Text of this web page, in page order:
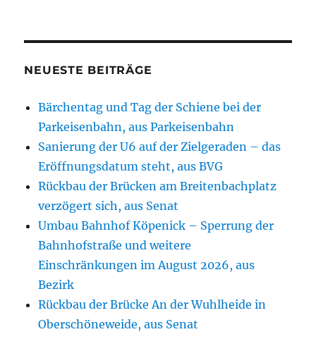
NEUESTE BEITRÄGE
Bärchentag und Tag der Schiene bei der
Parkeisenbahn, aus Parkeisenbahn
Sanierung der U6 auf der Zielgeraden – das
Eröffnungsdatum steht, aus BVG
Rückbau der Brücken am Breitenbachplatz
verzögert sich, aus Senat
Umbau Bahnhof Köpenick – Sperrung der
Bahnhofstraße und weitere
Einschränkungen im August 2026, aus
Bezirk
Rückbau der Brücke An der Wuhlheide in
Oberschöneweide, aus Senat